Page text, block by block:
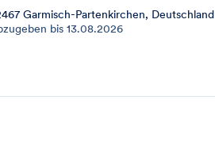
Garmisch-Partenkirchen, Deutschland
bis 13.08.2026